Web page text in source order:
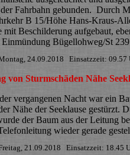
Fahrbahn gebunden. Durch
B 15/Höhe Hans-Kraus-
mit Beschilderung aufgebaut,
Bügellohweg/St
24.09.2018 Einsatzzeit: 09.57
von Sturmschäden Nähe
vergangenen Nacht war ein
Nähe der Seeklause gestürzt.
der Baum aus der Leitung
wieder gerade
21.09.2018 Einsatzzeit: 18.45